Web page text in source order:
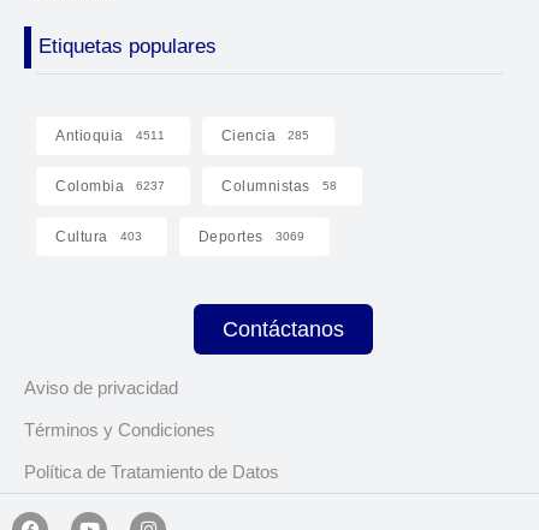
Etiquetas populares
Antioquia 4511 Ciencia 285
Colombia 6237 Columnistas 58
Cultura 403 Deportes 3069
Contáctanos
Aviso de privacidad
Términos y Condiciones
Política de Tratamiento de Datos